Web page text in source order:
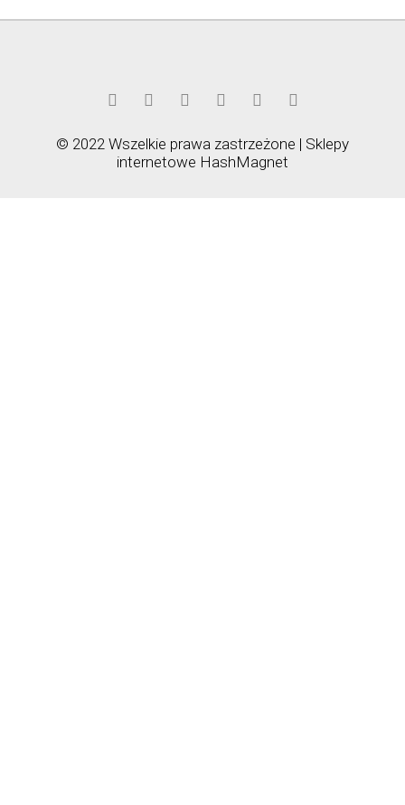
© 2022 Wszelkie prawa zastrzeżone | Sklepy
internetowe HashMagnet